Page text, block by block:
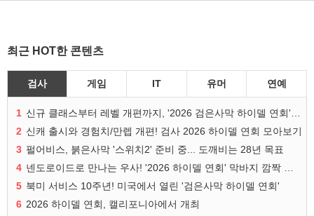
최근 HOT한 콘텐츠
검사 게임 IT 유머 연예
1
2 신캐 출시와 경험치/만렙 개편! 검사 2026 하이델 연회 모아보기
3 펄어비스, 붉은사막 '스위치2' 준비 중... 도깨비는 28년 목표
4
5 북미 서비스 10주년! 미국에서 열린 '검은사막 하이델 연회'
6 2026 하이델 연회, 캘리포니아에서 개최